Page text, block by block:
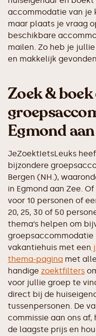
accommodatie van je
maar plaats je vraag
beschikbare
mailen. Zo heb je
en makkelijk
Zoek &
Egmond
JeZoektIetsLeuks
bijzondere
Bergen (NH.),
in Egmond aan Zee.
voor 10 personen of
20, 25, 30 of 50
thema’s helpen om
groepsaccommodatie
vakantiehuis met een
thema-pagina met
handige zoektfilters
voor jullie groep te
direct bij de
tussenpersonen. De
commissie aan ons
de laagste prijs en